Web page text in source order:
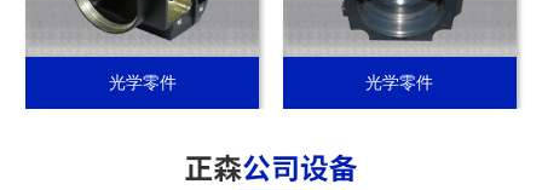
光学零件 光学零件